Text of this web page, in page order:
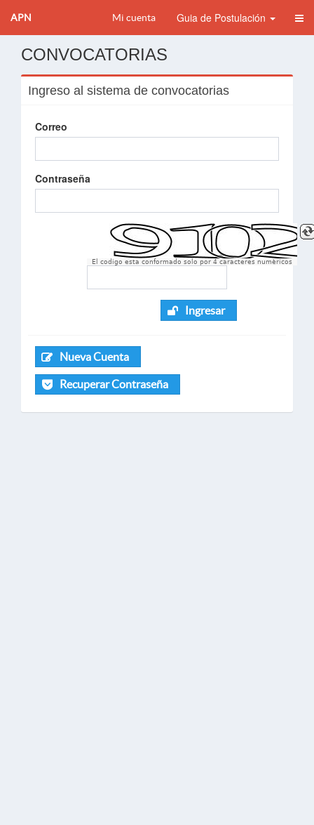
APN Mi cuenta Guia de Postulación
CONVOCATORIAS
Ingreso al sistema de convocatorias
Correo
Contraseña
El codigo esta conformado solo por 4 caracteres numèricos
Ingresar
Nueva Cuenta
Recuperar Contraseña